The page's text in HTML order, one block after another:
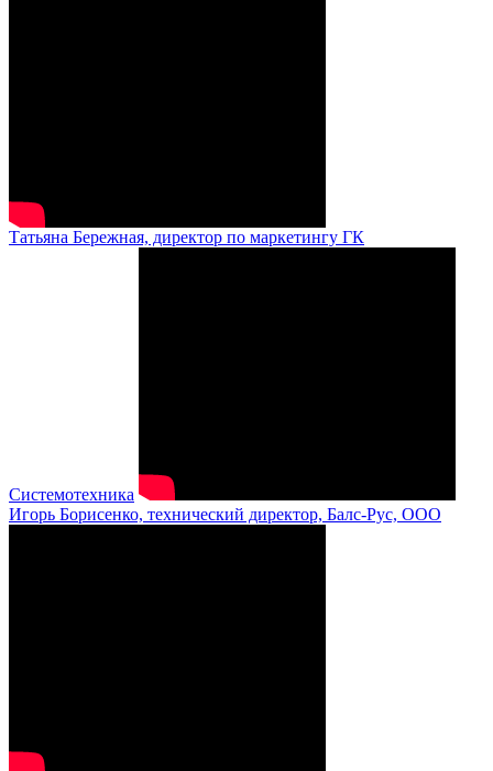
Татьяна Бережная, директор по маркетингу ГК
Системотехника
Игорь Борисенко, технический директор, Балс-Рус, ООО